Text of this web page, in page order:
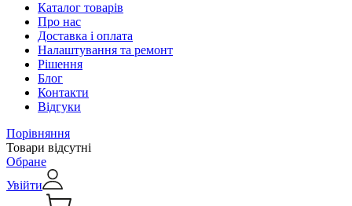
Каталог товарів
Про нас
Доставка і оплата
Налаштування та ремонт
Рішення
Блог
Контакти
Відгуки
Порівняння
Товари відсутні
Обране
Увійти